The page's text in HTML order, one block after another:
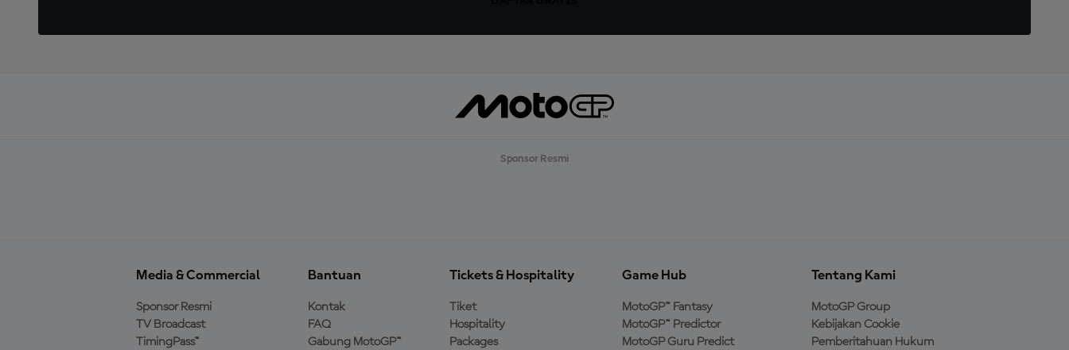
Sponsor Resmi
Media & Commercial
Sponsor Resmi
TV Broadcast
TimingPass™
Bantuan
Kontak
FAQ
Gabung MotoGP™
Tickets & Hospitality
Tiket
Hospitality
Packages
Game Hub
MotoGP™ Fantasy
MotoGP™ Predictor
MotoGP Guru Predict
Tentang Kami
MotoGP Group
Kebijakan Cookie
Pemberitahuan Hukum